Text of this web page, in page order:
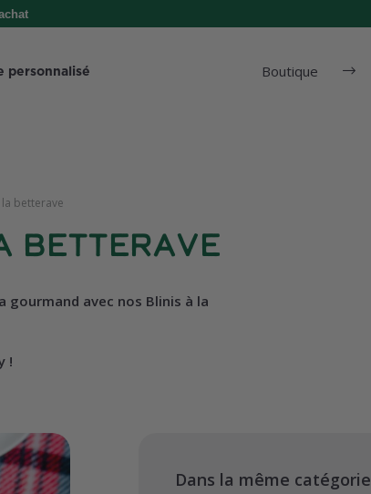
personnalisé Boutique
betterave
betterave
gourmand avec nos Blinis à la
!
Dans la même catégorie